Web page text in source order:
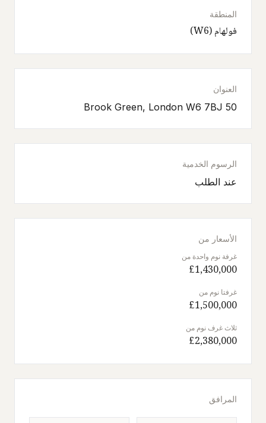
المنطقة
فولهام (W6)
العنوان
50 Brook Green, London W6 7BJ
الرسوم الخدمية
عند الطلب
الأسعار من
غرفة نوم واحدة من
£1,430,000
غرفتا نوم من
£1,500,000
ثلاث غرف نوم من
£2,380,000
المرافق